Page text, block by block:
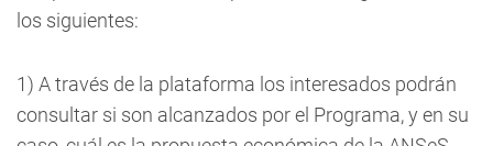
los siguientes:
1) A través de la plataforma los interesados podrán
consultar si son alcanzados por el Programa, y en su